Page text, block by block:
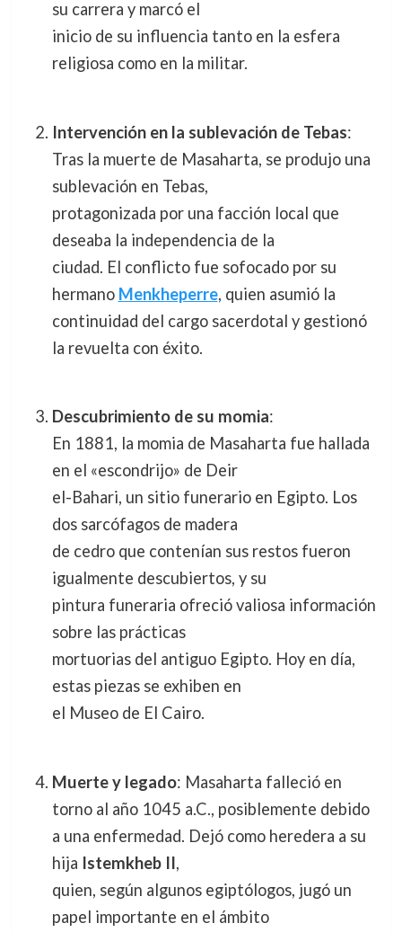
su carrera y marcó el
inicio de su influencia tanto en la esfera
religiosa como en la militar.
Intervención en la sublevación de Tebas:
Tras la muerte de Masaharta, se produjo una
sublevación en Tebas,
protagonizada por una facción local que
deseaba la independencia de la
ciudad. El conflicto fue sofocado por su
hermano Menkheperre, quien asumió la
continuidad del cargo sacerdotal y gestionó
la revuelta con éxito.
Descubrimiento de su momia:
En 1881, la momia de Masaharta fue hallada
en el «escondrijo» de Deir
el-Bahari, un sitio funerario en Egipto. Los
dos sarcófagos de madera
de cedro que contenían sus restos fueron
igualmente descubiertos, y su
pintura funeraria ofreció valiosa información
sobre las prácticas
mortuorias del antiguo Egipto. Hoy en día,
estas piezas se exhiben en
el Museo de El Cairo.
Muerte y legado: Masaharta falleció en
torno al año 1045 a.C., posiblemente debido
a una enfermedad. Dejó como heredera a su
hija Istemkheb II,
quien, según algunos egiptólogos, jugó un
papel importante en el ámbito